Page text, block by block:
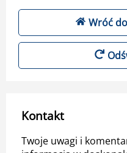
Wróć
Kontakt
Twoje uwagi i